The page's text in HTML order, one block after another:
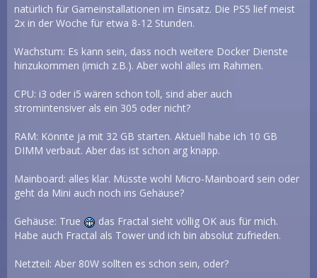
natürlich für Gameinstallationen im Einsatz. Die PS5 lief meist
2x in der Woche für etwa 8-12 Stunden.
Wachstum: Es kann sein, dass noch weitere Docker Dienste
hinzukommen (imich z.B.). Aber wohl alles im Rahmen.
CPU: i3 oder i5 wären schon toll, sind aber auch
stromintensiver als ein 305 oder nicht?
RAM: Könnte ja mit 32 GB starten. Aktuell habe ich 10 GB
DIMM verbaut. Aber das ist schon arg knapp.
Mainboard: alles klar. Müsste wohl Micro-Mainboard sein oder
geht da Mini auch noch ins Gehäuse?
Gehäuse: True
das Fractal sieht völlig OK aus für mich.
Habe auch Fractal als Tower und ich bin absolut zufrieden.
Netzteil: Aber 80W sollten es schon sein, oder?